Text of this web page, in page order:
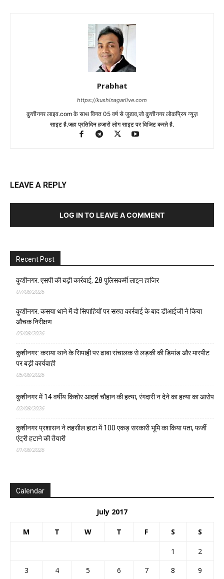
Prabhat
https://kushinagarlive.com
कुशीनगर लाइव.com के साथ विगत 05 वर्ष से जुडाव,जो कुशीनगर लोकप्रिय न्यूज़
साइट है.जहा प्रतिदिन हजारों लोग साइट पर विजिट करते है.
LEAVE A REPLY
LOG IN TO LEAVE A COMMENT
Recent Post
कुशीनगर: एसपी की बड़ी कार्रवाई, 28 पुलिसकर्मी लाइन हाजिर
07/08/2026
कुशीनगर: कसया थाने में दो सिपाहियों पर सख्त कार्रवाई के बाद डीआईजी ने किया
औचक निरीक्षण
05/08/2026
कुशीनगर: कसया थाने के सिपाही पर ढाबा संचालक से लड़की की डिमांड और मारपीट
पर बड़ी कार्यवाही
05/08/2026
कुशीनगर में 14 वर्षीय किशोर आदर्श चौहान की हत्या, रंगदारी न देने का हत्या का आरोप
02/08/2026
कुशीनगर प्रशासन ने तहसील हाटा में 100 एकड़ सरकारी भूमि का किया पता, फर्जी
एंट्री हटाने की तैयारी
01/08/2026
Calendar
July 2017
M T W T F S S
1
2
3
4 5 6 7 8
9